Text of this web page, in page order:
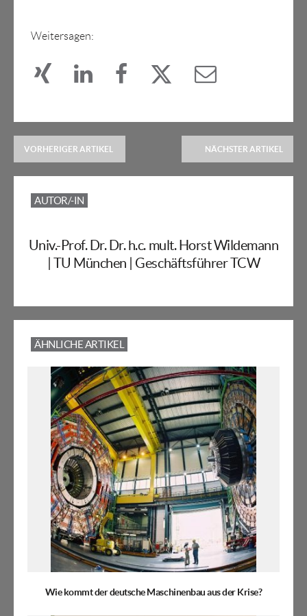
Weitersagen:
VORHERIGER ARTIKEL NÄCHSTER ARTIKEL
AUTOR/-IN
Univ.-Prof. Dr. Dr. h.c. mult. Horst Wildemann
| TU München | Geschäftsführer TCW
ÄHNLICHE ARTIKEL
Wie kommt der deutsche Maschinenbau aus der Krise?